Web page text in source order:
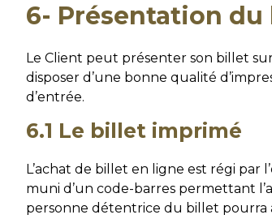
6- Présentation
Le Client peut présenter son billet
disposer d’une bonne qualité
d’entrée.
6.1 Le billet imprimé
L’achat de billet en ligne est régi par
muni d’un code-barres permettant
personne détentrice du billet pourra